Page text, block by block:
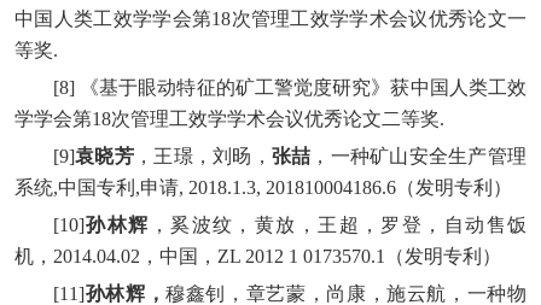
中国人类工效学学会第18次管理工效学学术会议优秀论文一
等奖.
[8] 《基于眼动特征的矿工警觉度研究》获中国人类工效
学学会第18次管理工效学学术会议优秀论文二等奖.
[9]袁晓芳 ，王璟，刘旸， 张喆 ，一种矿山安全生产管理
系统,中国专利,申请, 2018.1.3, 201810004186.6（发明专利）
[10]孙林辉 ，奚波纹，黄放，王超，罗登，自动售饭
机，2014.04.02，中国，ZL 2012 1 0173570.1（发明专利）
[11]孙林辉，穆鑫钊，章艺蒙，尚康，施云航，一种物